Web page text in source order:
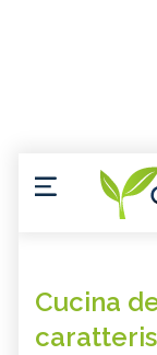
Cucina